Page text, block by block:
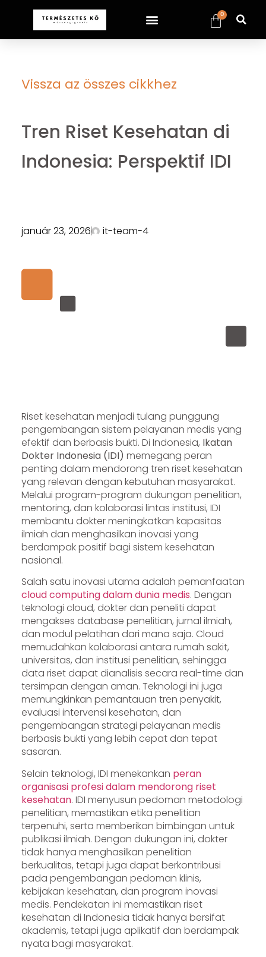
0
Vissza az összes cikkhez
Tren Riset Kesehatan di
Indonesia: Perspektif IDI
január 23, 2026 it-team-4
Riset kesehatan menjadi tulang punggung
pengembangan sistem pelayanan medis yang
efektif dan berbasis bukti. Di Indonesia, Ikatan
Dokter Indonesia (IDI) memegang peran
penting dalam mendorong tren riset kesehatan
yang relevan dengan kebutuhan masyarakat.
Melalui program-program dukungan penelitian,
mentoring, dan kolaborasi lintas institusi, IDI
membantu dokter meningkatkan kapasitas
ilmiah dan menghasilkan inovasi yang
berdampak positif bagi sistem kesehatan
nasional.
Salah satu inovasi utama adalah pemanfaatan
cloud computing dalam dunia medis. Dengan
teknologi cloud, dokter dan peneliti dapat
mengakses database penelitian, jurnal ilmiah,
dan modul pelatihan dari mana saja. Cloud
memudahkan kolaborasi antara rumah sakit,
universitas, dan institusi penelitian, sehingga
data riset dapat dianalisis secara real-time dan
tersimpan dengan aman. Teknologi ini juga
memungkinkan pemantauan tren penyakit,
evaluasi intervensi kesehatan, dan
pengembangan strategi pelayanan medis
berbasis bukti yang lebih cepat dan tepat
sasaran.
Selain teknologi, IDI menekankan peran
organisasi profesi dalam mendorong riset
kesehatan. IDI menyusun pedoman metodologi
penelitian, memastikan etika penelitian
terpenuhi, serta memberikan bimbingan untuk
publikasi ilmiah. Dengan dukungan ini, dokter
tidak hanya menghasilkan penelitian
berkualitas, tetapi juga dapat berkontribusi
pada pengembangan pedoman klinis,
kebijakan kesehatan, dan program inovasi
medis. Pendekatan ini memastikan riset
kesehatan di Indonesia tidak hanya bersifat
akademis, tetapi juga aplikatif dan berdampak
nyata bagi masyarakat.